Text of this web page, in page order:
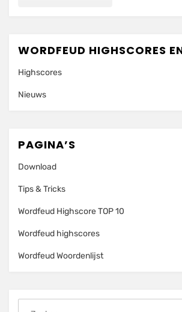
WORDFEUD HIGHSCORES
Highscores
Nieuws
PAGINA’S
Download
Tips & Tricks
Wordfeud Highscore TOP 10
Wordfeud highscores
Wordfeud Woordenlijst